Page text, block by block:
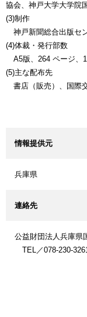
協会、神戸大学大学院
(3)制作
神戸新聞総合出版セ
(4)体裁・発行部数
A5版、264 ページ、
(5)主な配布先
書店（販売）、国際
情報提供元
兵庫県
連絡先
公益財団法人兵庫県
TEL／078-230-